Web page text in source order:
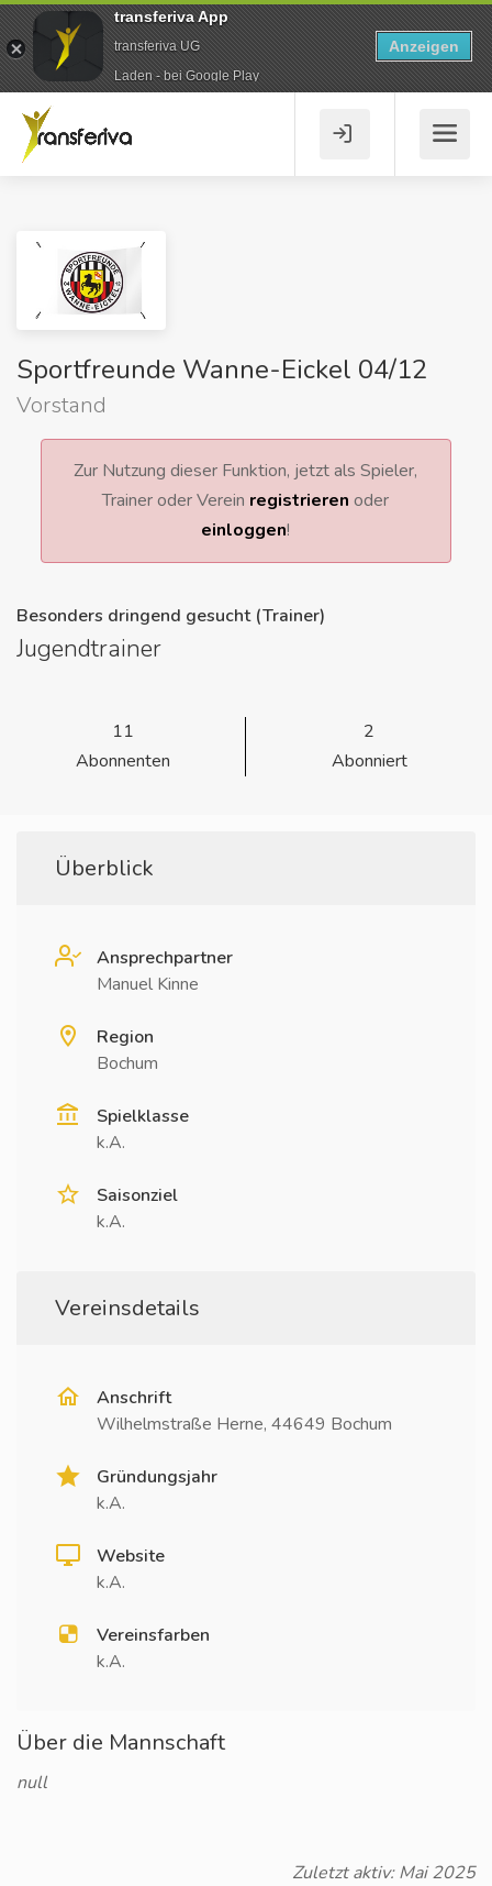
Sportfreunde Wanne-Eickel 04/12
Vorstand
Zur Nutzung dieser Funktion, jetzt als Spieler,
Trainer oder Verein registrieren oder
einloggen!
Besonders dringend gesucht (Trainer)
Jugendtrainer
11
Abonnenten
2
Abonniert
Überblick
Ansprechpartner
Manuel Kinne
Region
Bochum
Spielklasse
k.A.
Saisonziel
k.A.
Vereinsdetails
Anschrift
Wilhelmstraße Herne, 44649 Bochum
Gründungsjahr
k.A.
Website
k.A.
Vereinsfarben
k.A.
Über die Mannschaft
null
Zuletzt aktiv: Mai 2025
transferiva App
transferiva UG
Laden - bei Google Play
Anzeigen